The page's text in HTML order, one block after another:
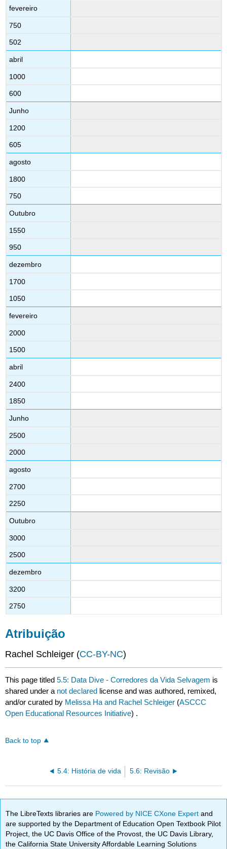
fevereiro
750
502
abril
1000
600
Junho
1200
605
agosto
1800
750
Outubro
1550
950
dezembro
1700
1050
fevereiro
2000
1500
abril
2400
1850
Junho
2500
2000
agosto
2700
2250
Outubro
3000
2500
dezembro
3200
2750
Atribuição
Rachel Schleiger (CC-BY-NC)
This page titled5.5: Data Dive - Corredores da Vida Selvagem is
shared under a not declared license and was authored, remixed,
and/or curated by Melissa Ha and Rachel Schleiger (ASCCC
Open Educational Resources Initiative) .
Back to top
5.4: História de vida 5.6: Revisão
The LibreTexts libraries are Powered by NICE CXone Expertand
are supported by the Department of Education Open Textbook Pilot
Project, the UC Davis Office of the Provost, the UC Davis Library,
the California State University Affordable Learning Solutions